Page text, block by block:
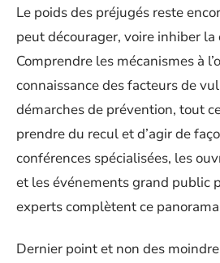
Le poids des préjugés reste
peut décourager, voire inhiber la
Comprendre les mécanismes à
connaissance des facteurs de
démarches de prévention, tout
prendre du recul et d’agir de
conférences spécialisées, les
et les événements grand public
experts complètent ce
Dernier point et non des